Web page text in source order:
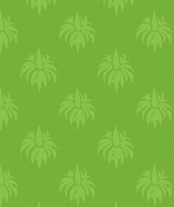
az osztást, és
a legnagyobb
szorgos-dolgos
aprítottak, stb. az
közelében lévő
néhány